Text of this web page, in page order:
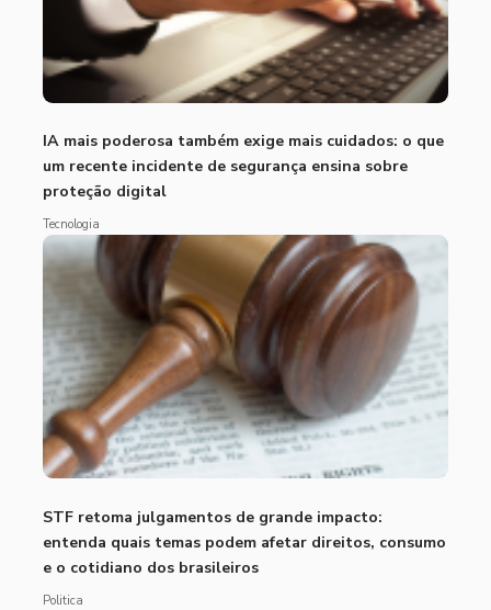
IA mais poderosa também exige mais cuidados: o que
um recente incidente de segurança ensina sobre
proteção digital
Tecnologia
STF retoma julgamentos de grande impacto:
entenda quais temas podem afetar direitos, consumo
e o cotidiano dos brasileiros
Politica